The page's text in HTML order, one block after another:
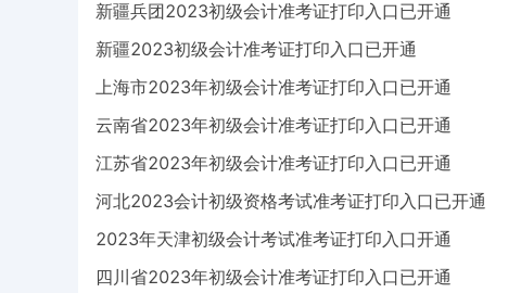
新疆兵团2023初级会计准考证打印入口已开通
新疆2023初级会计准考证打印入口已开通
上海市2023年初级会计准考证打印入口已开通
云南省2023年初级会计准考证打印入口已开通
江苏省2023年初级会计准考证打印入口已开通
河北2023会计初级资格考试准考证打印入口已开通
2023年天津初级会计考试准考证打印入口开通
四川省2023年初级会计准考证打印入口已开通